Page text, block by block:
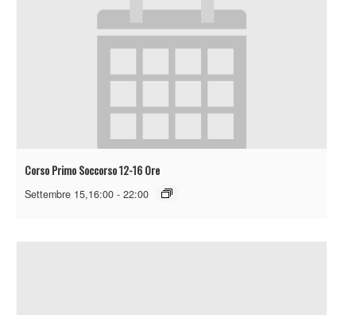
Corso Primo Soccorso 12-16 Ore
Settembre 15,16:00 - 22:00